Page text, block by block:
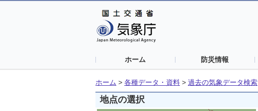
ホーム 防災情報
ホーム > 各種データ・資料 > 過去の気象データ検索
地点の選択